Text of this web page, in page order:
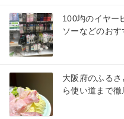
100均のイヤー
ソーなどのおす
大阪府のふる
ら使い道まで徹